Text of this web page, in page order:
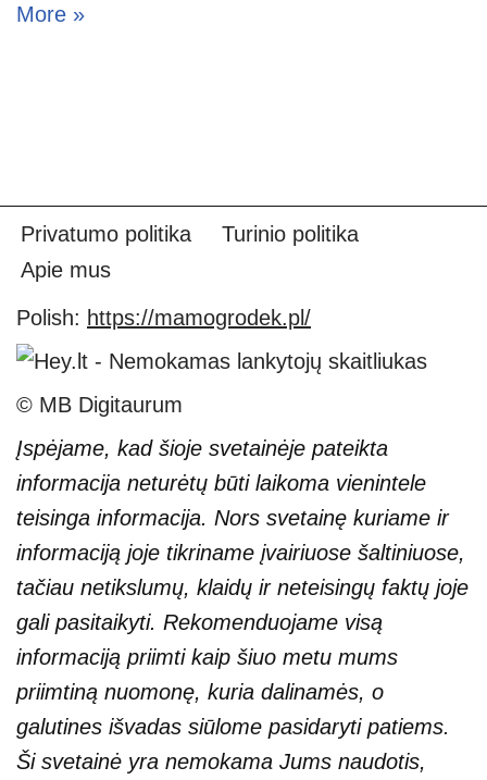
More »
Privatumo politika
Turinio politika
Apie mus
Polish: https://mamogrodek.pl/
© MB Digitaurum
Įspėjame, kad šioje svetainėje pateikta
informacija neturėtų būti laikoma vienintele
teisinga informacija. Nors svetainę kuriame ir
informaciją joje tikriname įvairiuose šaltiniuose,
tačiau netikslumų, klaidų ir neteisingų faktų joje
gali pasitaikyti. Rekomenduojame visą
informaciją priimti kaip šiuo metu mums
priimtiną nuomonę, kuria dalinamės, o
galutines išvadas siūlome pasidaryti patiems.
Ši svetainė yra nemokama Jums naudotis,